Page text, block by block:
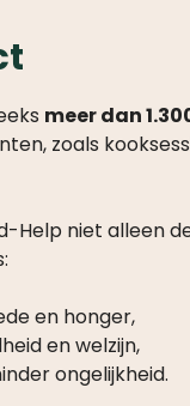
meer dan
zoals
Help niet alleen
en honger,
en welzijn,
ongelijkheid.